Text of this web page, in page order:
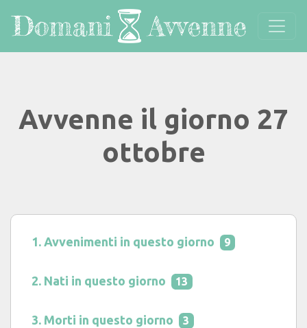
Avvenne il giorno 27
ottobre
Avvenimenti in questo giorno 9
Nati in questo giorno 13
Morti in questo giorno 3